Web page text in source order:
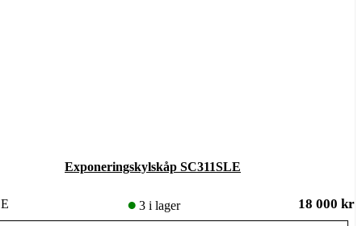
Exponeringskylskåp SC311SLE
3 i lager 18 000 kr